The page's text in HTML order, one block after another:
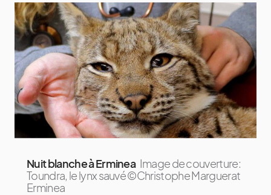
Nuit blanche à Erminea Image de couverture:
Toundra, le lynx sauvé ©Christophe Marguerat
Erminea